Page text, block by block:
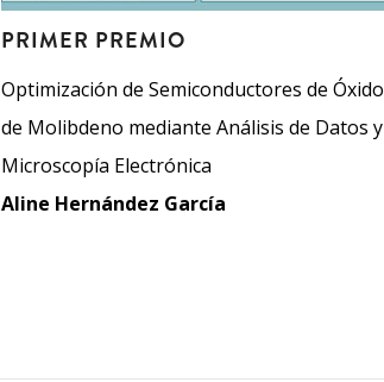
PRIMER PREMIO
Optimización de Semiconductores de Óxido
de Molibdeno mediante Análisis de Datos y
Microscopía Electrónica
Aline Hernández García